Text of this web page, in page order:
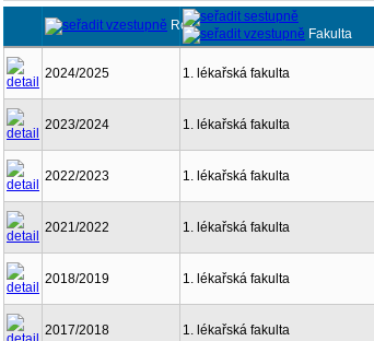
Rok
Fakulta
2024/2025 1. lékařská fakulta
2023/2024 1. lékařská fakulta
2022/2023 1. lékařská fakulta
2021/2022 1. lékařská fakulta
2018/2019 1. lékařská fakulta
2017/2018 1. lékařská fakulta